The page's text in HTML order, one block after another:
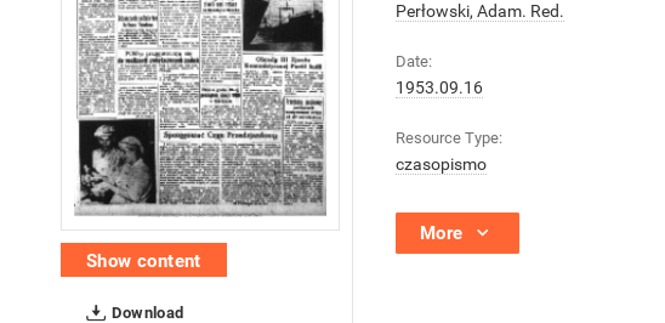
Show content
Download
Perłowski, Adam. Red.
Date:
1953.09.16
Resource Type:
czasopismo
More